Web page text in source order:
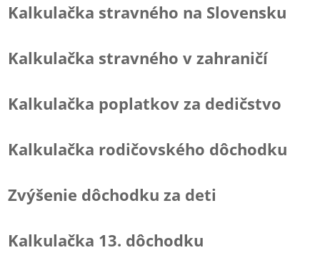
Kalkulačka stravného na Slovensku
Kalkulačka stravného v zahraničí
Kalkulačka poplatkov za dedičstvo
Kalkulačka rodičovského dôchodku
Zvýšenie dôchodku za deti
Kalkulačka 13. dôchodku